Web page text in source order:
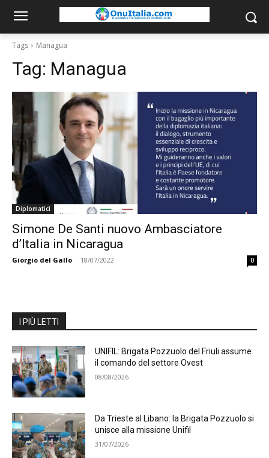
Tags Managua
Tag: Managua
Diplomatici
Simone De Santi nuovo Ambasciatore
d’Italia in Nicaragua
Giorgio del Gallo - 18/07/2022 0
I PIÙ LETTI
UNIFIL: Brigata Pozzuolo del Friuli assume
il comando del settore Ovest
08/08/2026
Da Trieste al Libano: la Brigata Pozzuolo si
unisce alla missione Unifil
31/07/2026